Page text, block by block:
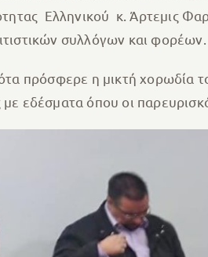
Ελληνικού κ. Άρτεμις
συλλόγων και φορέων.
πρόσφερε η μικτή
εδέσματα όπου οι